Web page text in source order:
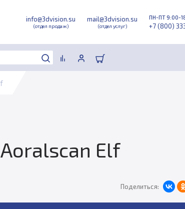
info@3dvision.su
(отдел продаж)
mail@3dvision.su
(отдел услуг)
ПН-ПТ 9:00-
+7 (800)
Elf
Поделиться: